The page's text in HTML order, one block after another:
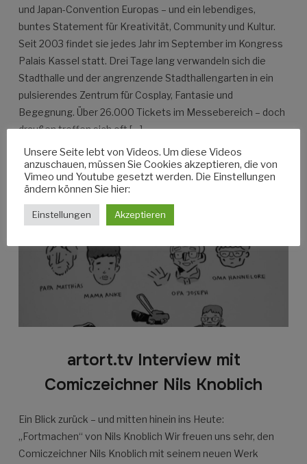
und Japan-Convention Europas – und ein lebendiges,
buntes Statement für Kreativität, Community und Kultur.
Seit 2003 findet sie jedes Jahr im September im Kongress
Palais Kassel statt. Drei Tage lang verwandeln sich die
Stadthalle und der angrenzende Stadthallengarten in ein
pulsierendes Zentrum für Cosplay, Fantasie und
Begegnung. Über 26.000 Tickets im Messebereich – doch
draußen treffen sich oft […]
WEITERLESEN
artort.tv Interview mit
Comiczeichner Nils Knoblich
Ein Blick zurück – und mitten hinein ins Heute:
„Fortmachen“ von Nils Knoblich Wir freuen uns sehr, den
Comiczeichner Nils Knoblich mit seinem neuen Werk
Unsere Seite lebt von Videos. Um diese Videos
anzuschauen, müssen Sie Cookies akzeptieren, die von
Vimeo und Youtube gesetzt werden. Die Einstellungen
ändern können Sie hier:
Einstellungen Akzeptieren